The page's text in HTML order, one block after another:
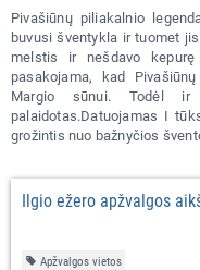
Pivašiūnų piliakalnio
buvusi šventykla ir tuomet
melstis ir nešdavo
pasakojama, kad
Margio sūnui. Todėl
palaidotas.Datuojamas I
grožintis nuo bažnyčios
Ilgio ežero apžvalgos
Apžvalgos vietos